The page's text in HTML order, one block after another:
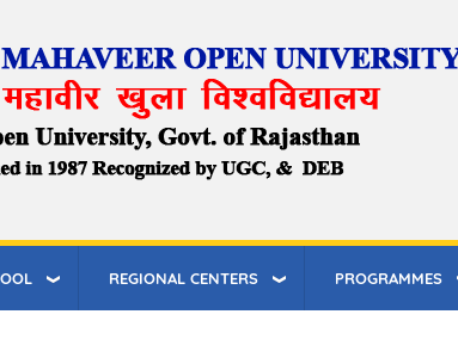
REGIONAL CENTERS PROGRAMMES